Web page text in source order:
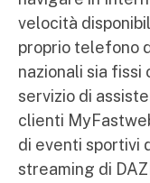
velocità
proprio telefono
nazionali sia fissi
servizio di
clienti
di eventi sportivi
streaming di